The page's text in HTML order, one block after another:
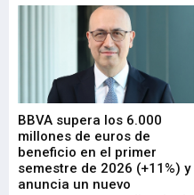
BBVA supera los 6.000
millones de euros de
beneficio en el primer
semestre de 2026 (+11%) y
anuncia un nuevo